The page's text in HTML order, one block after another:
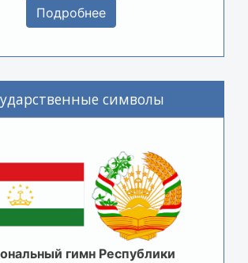
Подробнее
символы
гимн Республики